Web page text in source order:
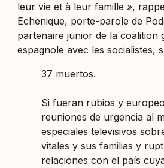
leur vie et à leur famille »,
Echenique, porte-parole de
partenaire junior de la coalition
espagnole avec les socialistes,
37 muertos.
Si fueran rubios y
reuniones de urgencia al
especiales televisivos
vitales y sus familias y
relaciones con el país